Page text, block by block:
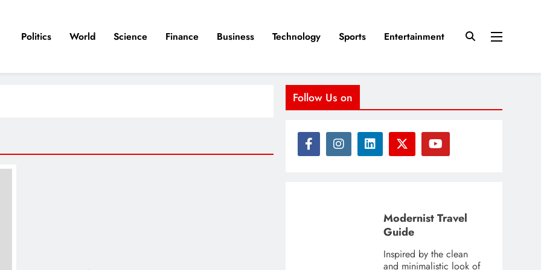
Politics World Science Finance Business Technology Sports Entertainment
Follow Us on
Modernist Travel
Guide
Inspired by the clean
and minimalistic look of